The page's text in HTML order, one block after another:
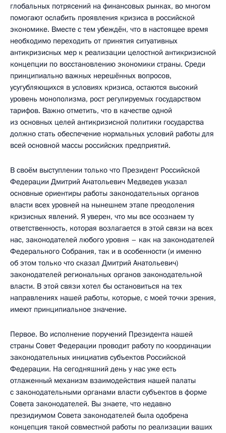
глобальных потрясений на финансовых рынках, во многом
помогают ослабить проявления кризиса в российской
экономике. Вместе с тем убеждён, что в настоящее время
необходимо переходить от принятия ситуативных
антикризисных мер к реализации целостной антикризисной
концепции по восстановлению экономики страны. Среди
принципиально важных нерешённых вопросов,
усугубляющихся в условиях кризиса, остаются высокий
уровень монополизма, рост регулируемых государством
тарифов. Важно отметить, что в качестве одной
из основных целей антикризисной политики государства
должно стать обеспечение нормальных условий работы для
всей основной массы российских предприятий.
В своём выступлении только что Президент Российской
Федерации Дмитрий Анатольевич Медведев указал
основные ориентиры работы законодательных органов
власти всех уровней на нынешнем этапе преодоления
кризисных явлений. Я уверен, что мы все осознаем ту
ответственность, которая возлагается в этой связи на всех
нас, законодателей любого уровня – как на законодателей
Федерального Собрания, так и в особенности (и именно
об этом только что сказал Дмитрий Анатольевич)
законодателей региональных органов законодательной
власти. В этой связи хотел бы остановиться на тех
направлениях нашей работы, которые, с моей точки зрения,
имеют принципиальное значение.
Первое. Во исполнение поручений Президента нашей
страны Совет Федерации проводит работу по координации
законодательных инициатив субъектов Российской
Федерации. На сегодняшний день у нас уже есть
отлаженный механизм взаимодействия нашей палаты
с законодательными органами власти субъектов в форме
Совета законодателей. Вы знаете, что недавно
президиумом Совета законодателей была одобрена
концепция такой совместной работы по реализации ваших